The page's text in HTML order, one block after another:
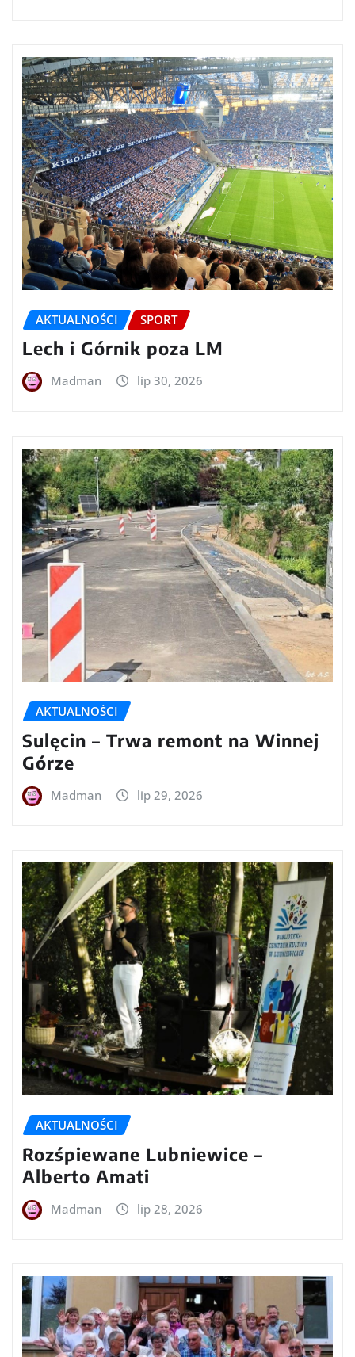
AKTUALNOŚCI SPORT
Lech i Górnik poza LM
Madman lip 30, 2026
AKTUALNOŚCI
Sulęcin – Trwa remont na Winnej
Górze
Madman lip 29, 2026
AKTUALNOŚCI
Rozśpiewane Lubniewice –
Alberto Amati
Madman lip 28, 2026